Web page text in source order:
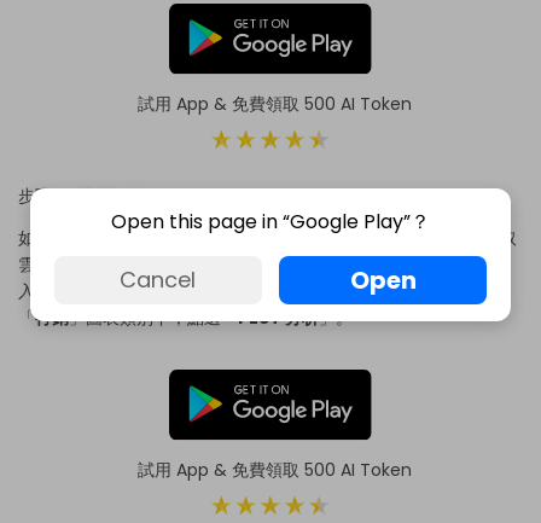
試用 App & 免費領取 500 AI Token
步驟 1：準備工作
如果你使用 EdrawMax 離線版，請在電腦上開啟軟體。如果想存取
雲端檔案，請前往
EdrawMax Online並用註冊的電子郵件登
入。若是第一次使用，可以用個人或公司信箱註冊帳號。接著，在
「行銷」圖表類別下，點選「PEST 分析」。
試用 App & 免費領取 500 AI Token
Open this page in “Google Play”？
Cancel Open